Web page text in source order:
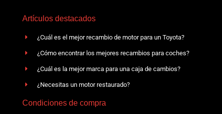
Artículos destacados
¿Cuál es el mejor recambio de motor para un Toyota?
¿Cómo encontrar los mejores recambios para coches?
¿Cuál es la mejor marca para una caja de cambios?
¿Necesitas un motor restaurado?
Condiciones de compra